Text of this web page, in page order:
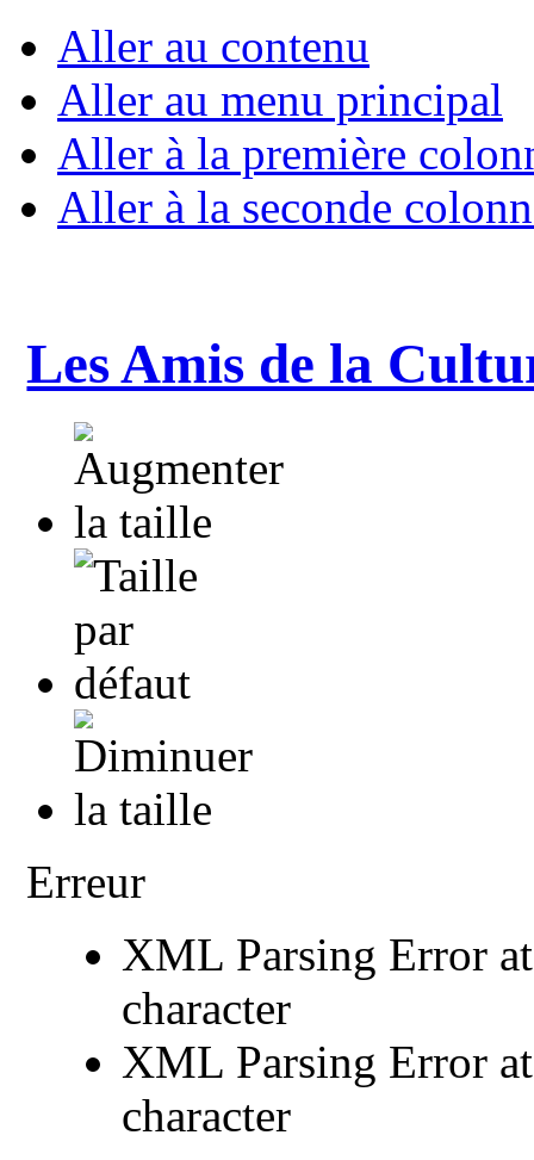
Aller au contenu
Aller au menu principal
Aller à la première
Aller à la seconde
Les Amis de la
Erreur
XML Parsing Error
character
XML Parsing Error
character